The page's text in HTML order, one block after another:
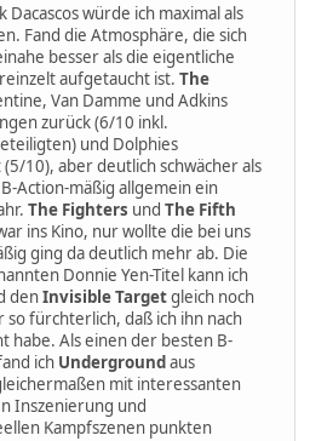
Dacascos würde ich maximal als
Fand die Atmosphäre, die sich
besser als die eigentliche
aufgetaucht ist. The
Van Damme und Adkins
zurück (6/10 inkl.
und Dolphies
10), aber deutlich schwächer als
Action-mäßig allgemein ein
The Fighters und The Fifth
ins Kino, nur wollte die bei uns
ging da deutlich mehr ab. Die
Donnie Yen-Titel kann ich
denInvisible Targetgleich noch
so fürchterlich, daß ich ihn nach
habe. Als einen der besten B-
ich Undergroundaus
mit interessanten
Inszenierung und
Kampfszenen punkten